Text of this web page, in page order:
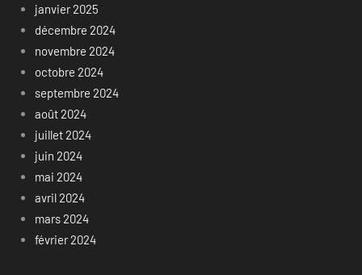
janvier 2025
décembre 2024
novembre 2024
octobre 2024
septembre 2024
août 2024
juillet 2024
juin 2024
mai 2024
avril 2024
mars 2024
février 2024